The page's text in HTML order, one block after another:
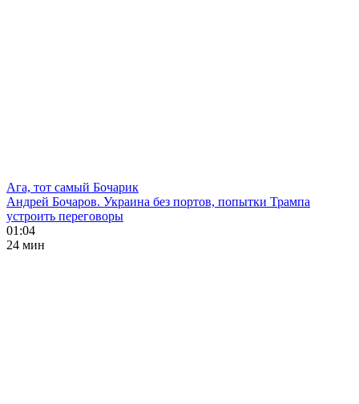
Ага, тот самый Бочарик
Андрей Бочаров. Украина без портов, попытки Трампа
устроить переговоры
01:04
24 мин